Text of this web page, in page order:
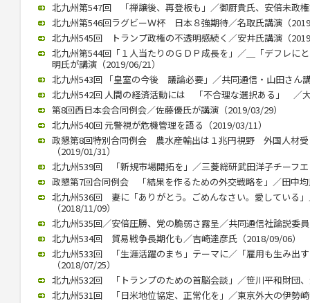
北九州第547回 「禅譲後、再登板も」／御厨貴氏、安倍未政
北九州第546回ラグビーＷ杯 日本８強期待／名取氏講演（
北九州545回 トランプ政権の不透明感続く／安井氏講演（
北九州第544回「１人当たりのＧＤＰ成長を」／＿「デフレに
明氏が講演（2019/06/21）
北九州543回 「皇室の今後 議論必要」／共同通信・山田さん
北九州542回 人間の経済活動には 「不合理な選択ある」 ／
第8回西日本会合同例会／佐藤優氏が講演（2019/03/29）
北九州540回 元警視が危機管理を語る（2019/03/11）
政懇第8回特別合同例会 農水産輸出は１兆円視野 外国人材受
（2019/01/31）
北九州539回 「新規市場開拓を」／三菱総研武田洋子チーフ
政懇第7回合同例会 「結果を作るための外交戦略を」／田中
北九州536回 妻に「ありがとう。ごめんなさい。愛している
（2018/11/09）
北九州535回／安倍圧勝、党の脆弱さ露呈／共同通信社論説委
北九州534回 貿易戦争長期化も／吉崎達彦氏（2018/09/06）
北九州533回 「生涯活躍のまち」テーマに／「雇用も生み出
（2018/07/25）
北九州532回 「トランプのための首脳会談」／笹川平和財団
北九州531回 「日米地位協定、正常化を」／東京外大の伊勢